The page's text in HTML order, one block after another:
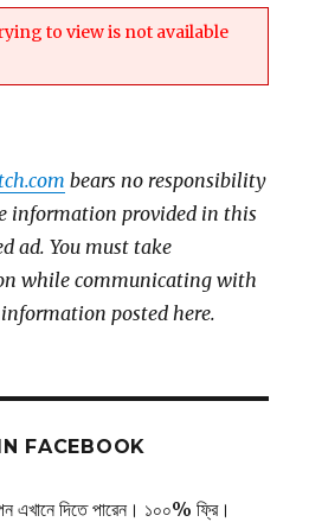
to view is not available
bears no responsibility
information provided in this
ad. You must take
while communicating with
posted here.
FACEBOOK
এখানে দিতে পারেন। ১০০% ফ্রি।